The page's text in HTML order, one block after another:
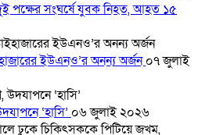
পক্ষের সংঘর্ষে যুবক নিহত, আহত ১৫
ইউএনও’র অনন্য অর্জন০৭ জুলাই
‘হাসি’ ০৬ জুলাই ২০২৬